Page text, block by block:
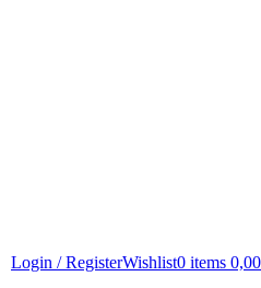
Login / RegisterWishlist0 items